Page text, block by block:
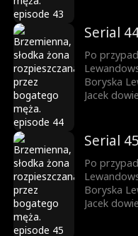
się do
uczucie.
ojca, a
i
Serial
Po
Boryska
Jacek
się do
uczucie.
ojca, a
i
Serial 45
Po
Boryska
Jacek